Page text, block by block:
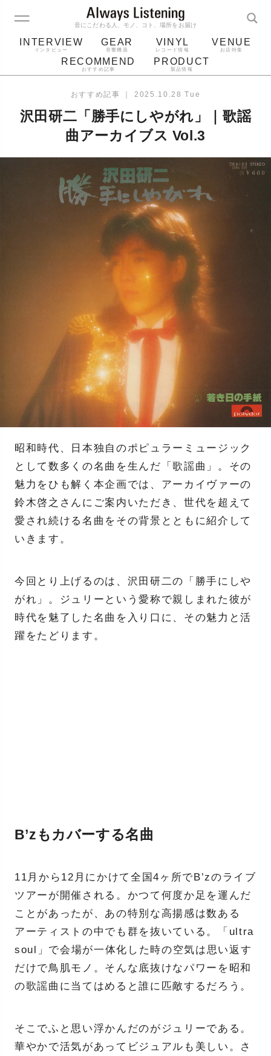
音にこだわる人、モノ、コト、場所をお届け
INTERVIEW
インタビュー
GEAR
音響機器
VINYL
レコード情報
VENUE
お店特集
RECOMMEND
おすすめ記事
PRODUCT
製品情報
ジャケット アルバム
レコード針
おすすめ記事 ｜ 2025.10.28 Tue
沢田研二「勝手にしやがれ」｜歌謡
曲アーカイブス Vol.3
昭和時代、日本独自のポピュラーミュージック
として数多くの名曲を生んだ「歌謡曲」。その
魅力をひも解く本企画では、アーカイヴァーの
鈴木啓之さんにご案内いただき、世代を超えて
愛され続ける名曲をその背景とともに紹介して
いきます。
今回とり上げるのは、沢田研二の「勝手にしや
がれ」。ジュリーという愛称で親しまれた彼が
時代を魅了した名曲を入り口に、その魅力と活
躍をたどります。
B’zもカバーする名曲
11月から12月にかけて全国4ヶ所でB’zのライブ
ツアーが開催される。かつて何度か足を運んだ
ことがあったが、あの特別な高揚感は数ある
アーティストの中でも群を抜いている。「ultra
soul」で会場が一体化した時の空気は思い返す
だけで鳥肌モノ。そんな底抜けなパワーを昭和
の歌謡曲に当てはめると誰に匹敵するだろう。
そこでふと思い浮かんだのがジュリーである。
華やかで活気があってビジュアルも美しい。さ